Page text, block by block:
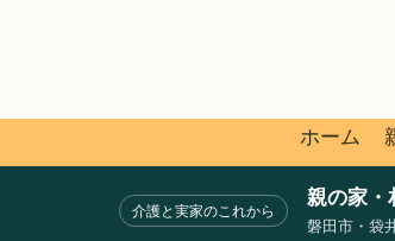
ホーム
介護と実家のこれから 親の家・
磐田市・袋